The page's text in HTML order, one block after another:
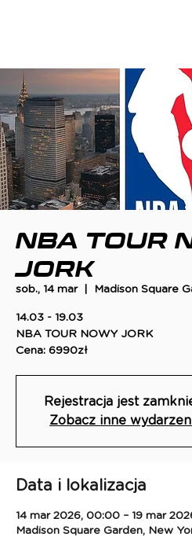
NBA TOUR
JORK
sob., 14 mar
  |
Madison Square
14.03 - 19.03
NBA TOUR NOWY JORK
Cena: 6990zł
Rejestracja jest
Zobacz inne
Data i lokalizacja
14 mar 2026, 00:00 – 19 mar
Madison Square Garden, New